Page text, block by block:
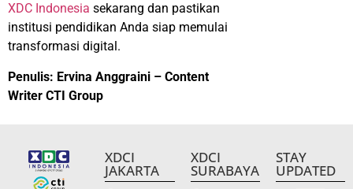
XDC Indonesia sekarang dan pastikan
institusi pendidikan Anda siap memulai
transformasi digital.
Penulis: Ervina Anggraini – Content
Writer CTI Group
XDCI
JAKARTA
XDCI
SURABAYA
STAY
UPDATED